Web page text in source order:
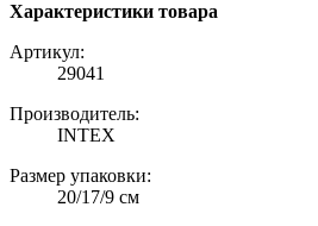
Характеристики товара
Артикул:
29041
Производитель:
INTEX
Размер упаковки:
20/17/9 см